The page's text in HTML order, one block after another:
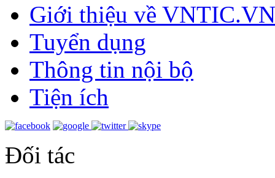
Giới thiệu về VNTIC.VN
Tuyển dụng
Thông tin nội bộ
Tiện ích
Đối tác